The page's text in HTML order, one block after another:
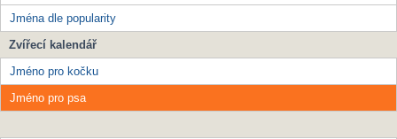
Jména dle popularity
Zvířecí kalendář
Jméno pro kočku
Jméno pro psa